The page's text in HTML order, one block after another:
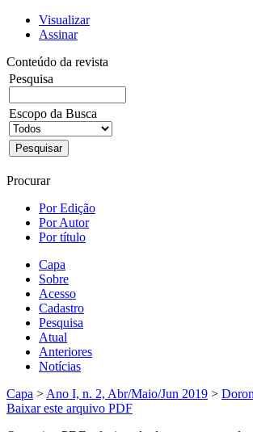
Visualizar
Assinar
Conteúdo da revista
Pesquisa
Escopo da Busca
Procurar
Por Edição
Por Autor
Por título
Capa
Sobre
Acesso
Cadastro
Pesquisa
Atual
Anteriores
Notícias
Capa > Ano I, n. 2, Abr/Maio/Jun 2019 >
Baixar este arquivo PDF